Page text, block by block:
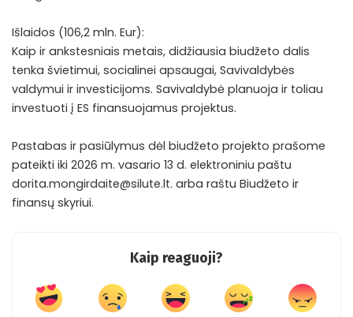
Išlaidos (106,2 mln. Eur):
Kaip ir ankstesniais metais, didžiausia biudžeto dalis
tenka švietimui, socialinei apsaugai, Savivaldybės
valdymui ir investicijoms. Savivaldybė planuoja ir toliau
investuoti į ES finansuojamus projektus.
Pastabas ir pasiūlymus dėl biudžeto projekto prašome
pateikti iki 2026 m. vasario 13 d. elektroniniu paštu
dorita.mongirdaite@silute.lt. arba raštu Biudžeto ir
finansų skyriui.
Kaip reaguoji?